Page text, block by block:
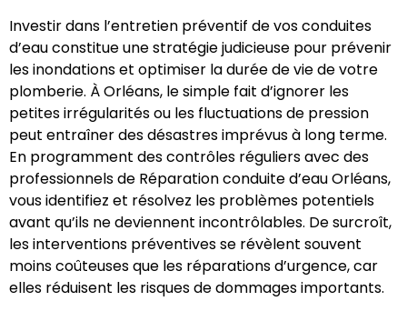
Investir dans l’entretien préventif de vos conduites
d’eau constitue une stratégie judicieuse pour prévenir
les inondations et optimiser la durée de vie de votre
plomberie. À Orléans, le simple fait d’ignorer les
petites irrégularités ou les fluctuations de pression
peut entraîner des désastres imprévus à long terme.
En programment des contrôles réguliers avec des
professionnels de Réparation conduite d’eau Orléans,
vous identifiez et résolvez les problèmes potentiels
avant qu’ils ne deviennent incontrôlables. De surcroît,
les interventions préventives se révèlent souvent
moins coûteuses que les réparations d’urgence, car
elles réduisent les risques de dommages importants.